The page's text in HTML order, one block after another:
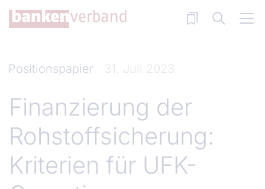
Direkt zum Inhalt
Positionspapier 31. Juli 2023
Finanzierung der
Rohstoffsicherung:
Kriterien für UFK-